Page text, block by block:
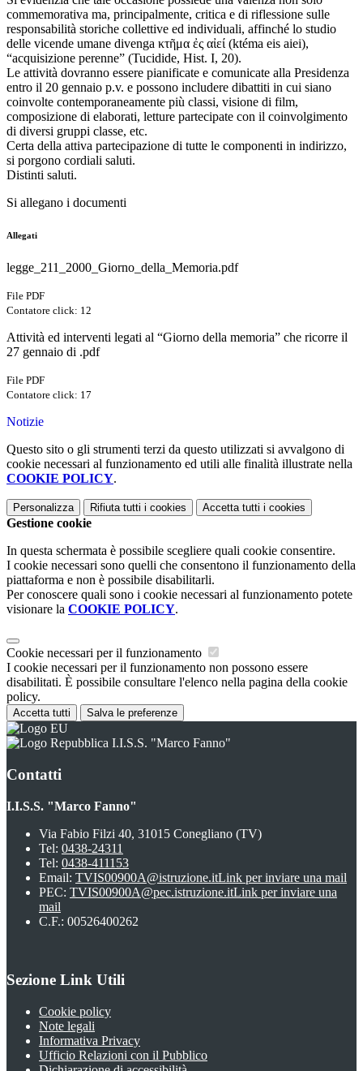
commemorativa ma, principalmente, critica e di riflessione sulle
responsabilità storiche collettive ed individuali, affinché lo studio
delle vicende umane divenga κτῆμα ἐς αἰεί (ktéma eis aiei),
“acquisizione perenne” (Tucidide, Hist. I, 20).
Le attività dovranno essere pianificate e comunicate alla Presidenza
entro il 20 gennaio p.v. e possono includere dibattiti in cui siano
coinvolte contemporaneamente più classi, visione di film,
composizione di elaborati, letture partecipate con il coinvolgimento
di diversi gruppi classe, etc.
Certa della attiva partecipazione di tutte le componenti in indirizzo,
si porgono cordiali saluti.
Distinti saluti.
Si allegano i documenti
Allegati
legge_211_2000_Giorno_della_Memoria.pdf
File PDF
Contatore click: 12
Attività ed interventi legati al “Giorno della memoria” che ricorre il
27 gennaio di .pdf
File PDF
Contatore click: 17
Notizie
Questo sito o gli strumenti terzi da questo utilizzati si avvalgono di
cookie necessari al funzionamento ed utili alle finalità illustrate nella
COOKIE POLICY.
Personalizza Rifiuta tutti i cookies Accetta tutti i cookies
Gestione cookie
In questa schermata è possibile scegliere quali cookie consentire.
I cookie necessari sono quelli che consentono il funzionamento della
piattaforma e non è possibile disabilitarli.
Per conoscere quali sono i cookie necessari al funzionamento potete
visionare la COOKIE POLICY.
Cookie necessari per il funzionamento
I cookie necessari per il funzionamento non possono essere
disabilitati. È possibile consultare l'elenco nella pagina della cookie
policy.
Accetta tutti Salva le preferenze
I.I.S.S. "Marco Fanno"
Contatti
I.I.S.S. "Marco Fanno"
Via Fabio Filzi 40, 31015 Conegliano (TV)
Tel: 0438-24311
Tel: 0438-411153
Email: TVIS00900A@istruzione.itLink per inviare una mail
PEC: TVIS00900A@pec.istruzione.itLink per inviare una
mail
C.F.: 00526400262
Sezione Link Utili
Cookie policy
Note legali
Informativa Privacy
Ufficio Relazioni con il Pubblico